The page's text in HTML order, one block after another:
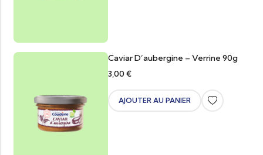
Caviar D’aubergine – Verrine 90g
3,00 €
AJOUTER AU PANIER